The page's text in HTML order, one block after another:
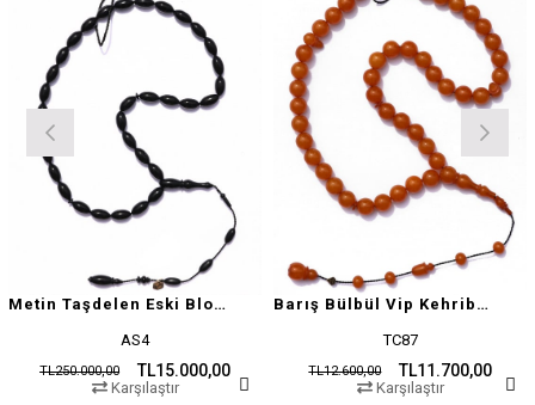
Metin Taşdelen Eski Blok Sıkma
AS4
TL15.000,00
TL250.000,00
Karşılaştır
Barış Bülbül Vip Kehribar Tesbih
TC87
TL11.700,00
TL12.600,00
Karşılaştır